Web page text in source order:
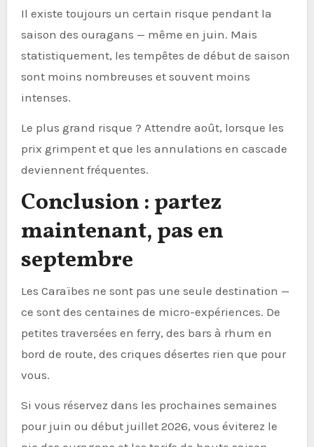
Il existe toujours un certain risque pendant la
saison des ouragans — même en juin. Mais
statistiquement, les tempêtes de début de saison
sont moins nombreuses et souvent moins
intenses.
Le plus grand risque ? Attendre août, lorsque les
prix grimpent et que les annulations en cascade
deviennent fréquentes.
Conclusion : partez
maintenant, pas en
septembre
Les Caraïbes ne sont pas une seule destination —
ce sont des centaines de micro-expériences. De
petites traversées en ferry, des bars à rhum en
bord de route, des criques désertes rien que pour
vous.
Si vous réservez dans les prochaines semaines
pour juin ou début juillet 2026, vous éviterez le